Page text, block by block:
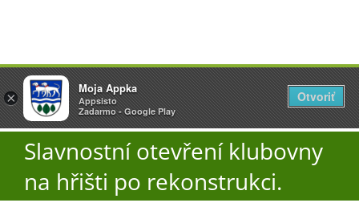
Přeskočit
na
obsah
Úřad
O obci
Slavnostní otevření klubovny
na hřišti po rekonstrukci.
×
Vyžlovka
AppSisto
- In Google Play
Otevřít
×
Moja Appka
Appsisto
Zadarmo - Google Play
Otvoriť